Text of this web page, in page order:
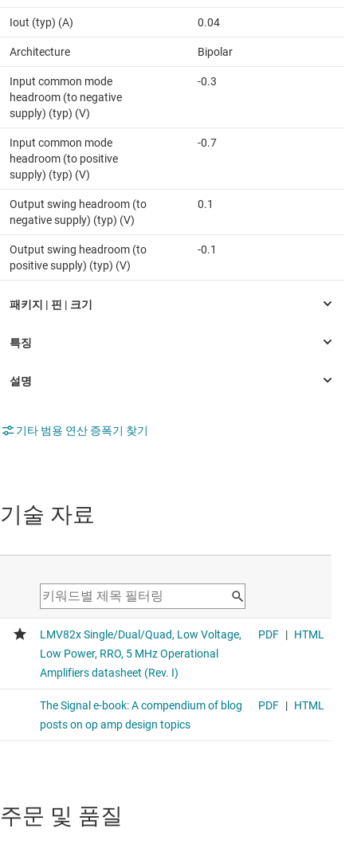
Iout (typ) (A) 0.04
Architecture Bipolar
Input common mode
headroom (to negative
supply) (typ) (V)
-0.3
Input common mode
headroom (to positive
supply) (typ) (V)
-0.7
Output swing headroom (to
negative supply) (typ) (V)
0.1
Output swing headroom (to
positive supply) (typ) (V)
-0.1
기타 범용 연산 증폭기 찾기
기술 자료
주문 및 품질